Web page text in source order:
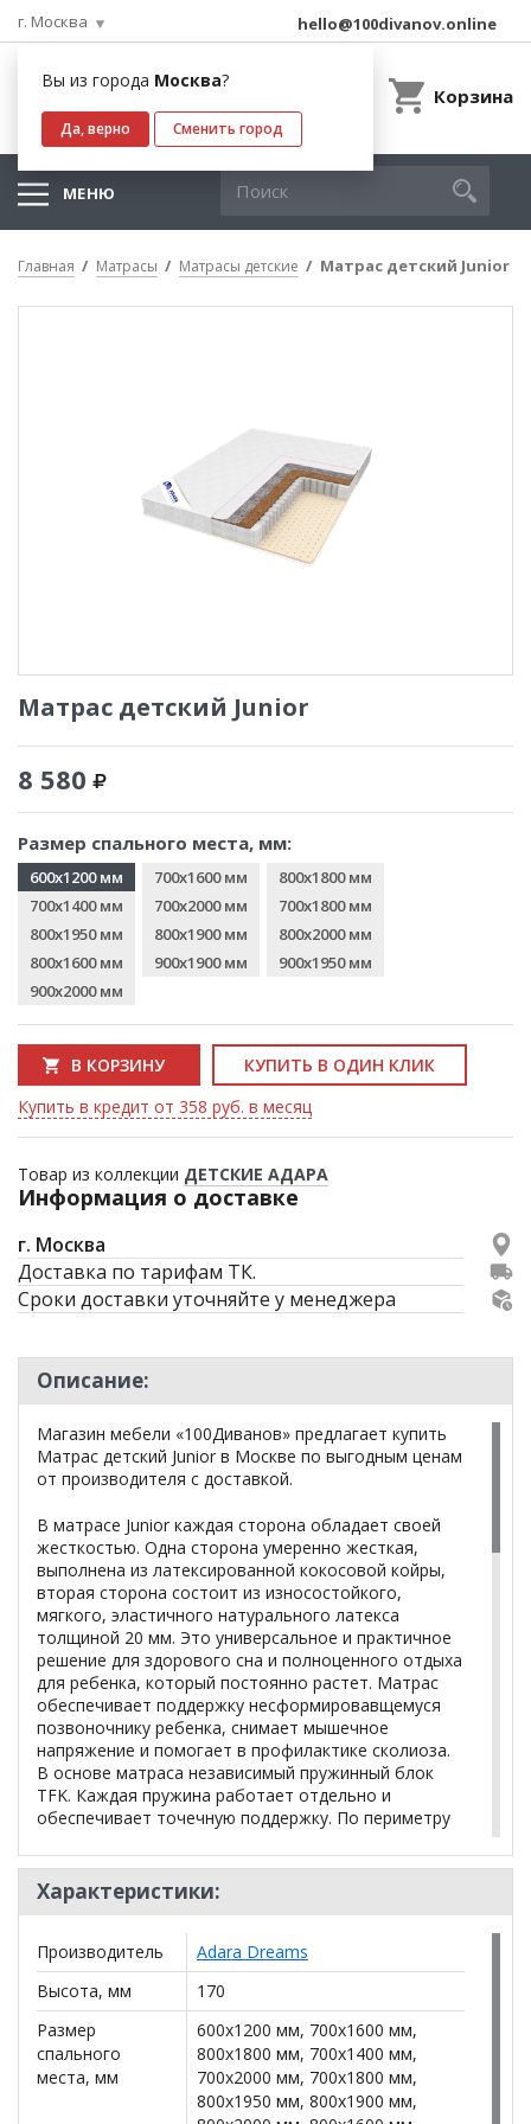
г. Москва
Вы из города Москва?
Да, верно Сменить город
hello@100divanov.online
Корзина
МЕНЮ
Главная Матрасы Матрасы детские Матрас детский Junior
Матрас детский Junior
8 580
Размер спального места, мм:
600x1200 мм 700x1600 мм
800x1800 мм
700x1400 мм
700x2000 мм
700x1800 мм
800x1950 мм
800x1900 мм
800x2000 мм
800x1600 мм
900x1900 мм
900x1950 мм
900x2000 мм
В КОРЗИНУ
КУПИТЬ В ОДИН КЛИК
Купить в кредит от 358 руб. в месяц
Товар из коллекции ДЕТСКИЕ АДАРА
Информация о доставке
г. Москва
Доставка по тарифам ТК.
Сроки доставки уточняйте у менеджера
Описание:
Магазин мебели «100Диванов» предлагает купить
Матрас детский Junior в Москве по выгодным ценам
от производителя с доставкой.
В матрасе Junior каждая сторона обладает своей
жесткостью. Одна сторона умеренно жесткая,
выполнена из латексированной кокосовой койры,
вторая сторона состоит из износостойкого,
мягкого, эластичного натурального латекса
толщиной 20 мм. Это универсальное и практичное
решение для здорового сна и полноценного отдыха
для ребенка, который постоянно растет. Матрас
обеспечивает поддержку несформировавщемуся
позвоночнику ребенка, снимает мышечное
напряжение и помогает в профилактике сколиоза.
В основе матраса независимый пружинный блок
TFK. Каждая пружина работает отдельно и
обеспечивает точечную поддержку. По периметру
выдерживает высокие нагрузки на край матраса,
позволяет задействовать всю его площадь для сна
и игр.
Рекомендации:
На стандартный вес
Для подростков
Для спортсменов
Детский
Характеристики:
Производитель
Adara Dreams
Высота, мм
170
Размер
спального
места, мм
600x1200 мм, 700x1600 мм,
800x1800 мм, 700x1400 мм,
700x2000 мм, 700x1800 мм,
800x1950 мм, 800x1900 мм,